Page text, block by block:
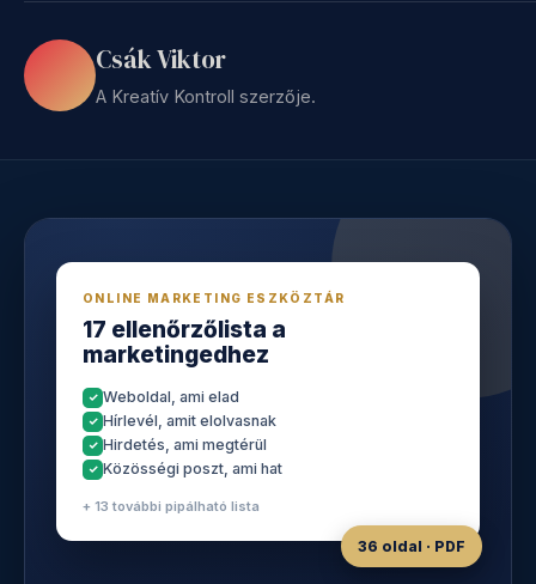
Csák Viktor
A Kreatív Kontroll szerzője.
ONLINE MARKETING ESZKÖZTÁR
17 ellenőrzőlista a
marketingedhez
Weboldal, ami elad
Hírlevél, amit elolvasnak
Hirdetés, ami megtérül
Közösségi poszt, ami hat
+ 13 további pipálható lista
36 oldal · PDF